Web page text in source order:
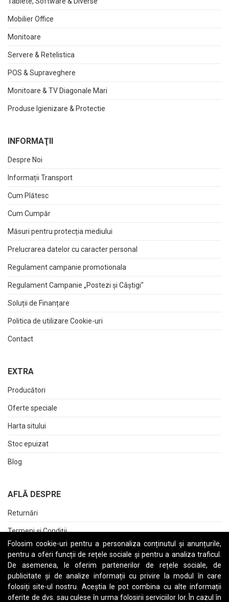
Folosim cookie-uri pentru a personaliza conținutul și anunțurile,
pentru a oferi funcții de rețele sociale și pentru a analiza traficul.
De asemenea, le oferim partenerilor de rețele sociale, de
publicitate și de analize informații cu privire la modul în care
folosiți site-ul nostru. Aceștia le pot combina cu alte informații
oferite de dvs. sau culese în urma folosirii serviciilor lor. În cazul în
Mobilier Office
Monitoare
Servere & Retelistica
POS & Supraveghere
Monitoare & TV Diagonale Mari
Produse Igienizare & Protectie
INFORMAŢII
Despre Noi
Informații Transport
Cum Plătesc
Cum Cumpăr
Măsuri pentru protecția mediului
Prelucrarea datelor cu caracter personal
Regulament campanie promotionala
Regulament Campanie „Postezi și Câștigi"
Soluții de Finanțare
Politica de utilizare Cookie-uri
Contact
EXTRA
Producători
Oferte speciale
Harta sitului
Stoc epuizat
Blog
AFLĂ DESPRE
Returnări
Termeni și Condiții
Raport date personale
Cerere stergere cont